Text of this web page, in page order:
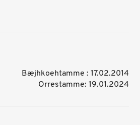
Bæjhkoehtamme : 17.02.2014
Orrestamme: 19.01.2024